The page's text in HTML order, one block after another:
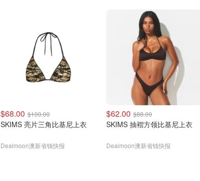
$68.00 $100.00
SKIMS 亮片三角比基尼上衣
Dealmoon澳新省钱快报
$62.00 $88.00
SKIMS 抽褶方领比基尼上衣
Dealmoon澳新省钱快报